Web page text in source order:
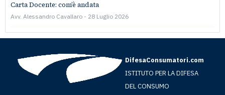
Carta Docente: com’è andata
Avv. Alessandro Cavallaro 28 Luglio 2026
DifesaConsumatori.com
ISTITUTO PER LA DIFESA
DEL CONSUMO